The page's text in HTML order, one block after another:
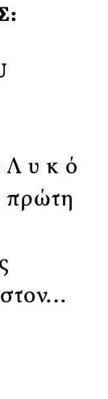
υ κ ό
πρώτη